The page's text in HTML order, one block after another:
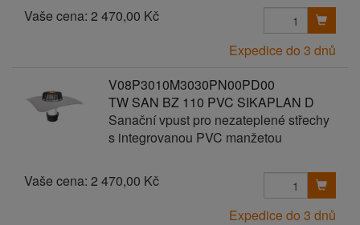
Vaše cena: 2 470,00 Kč
Expedice do 3 dnů
V08P3010M3030PN00PD00
TW SAN BZ 110 PVC SIKAPLAN D
Sanační vpust pro nezateplené střechy
s integrovanou PVC manžetou
Vaše cena: 2 470,00 Kč
Expedice do 3 dnů